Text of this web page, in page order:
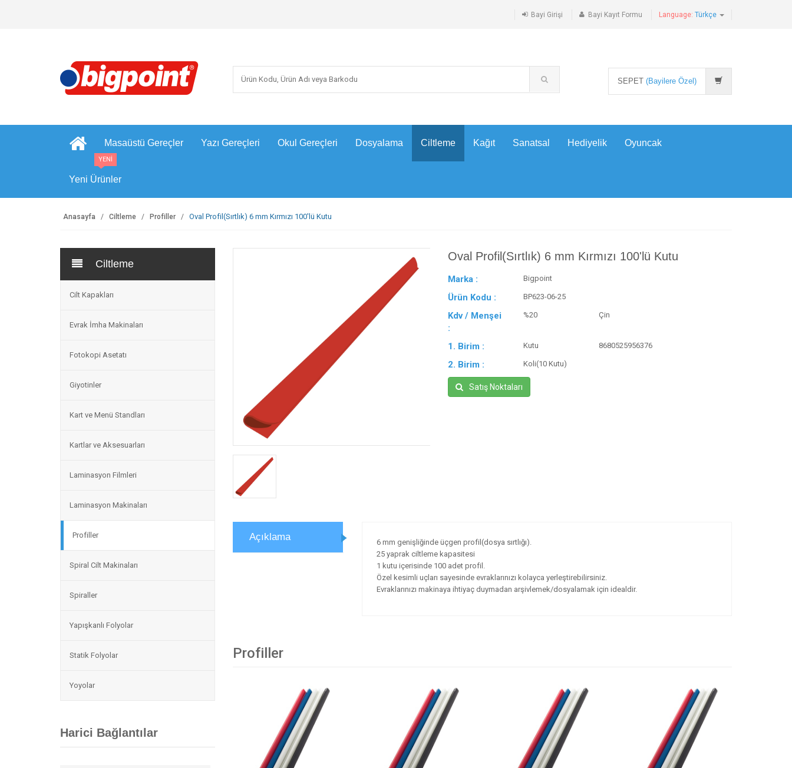
Bayi Girişi Bayi Kayıt Formu Language: Türkçe
SEPET (Bayilere Özel)
Masaüstü Gereçler Yazı Gereçleri Okul Gereçleri Dosyalama Ciltleme Kağıt Sanatsal Hediyelik Oyuncak
Yeni Ürünler
YENİ
Anasayfa Ciltleme Profiller Oval Profil(Sırtlık) 6 mm Kırmızı 100'lü Kutu
Ciltleme
Cilt Kapakları
Evrak İmha Makinaları
Fotokopi Asetatı
Giyotinler
Kart ve Menü Standları
Kartlar ve Aksesuarları
Laminasyon Filmleri
Laminasyon Makinaları
Profiller
Spiral Cilt Makinaları
Spiraller
Yapışkanlı Folyolar
Statik Folyolar
Yoyolar
Harici Bağlantılar
Oval Profil(Sırtlık) 6 mm Kırmızı 100'lü Kutu
Marka : Bigpoint
Ürün Kodu : BP623-06-25
Kdv / Menşei
:
%20 Çin
1. Birim : Kutu 8680525956376
2. Birim : Koli(10 Kutu)
Satış Noktaları
Açıklama
6 mm genişliğinde üçgen profil(dosya sırtlığı).
25 yaprak ciltleme kapasitesi
1 kutu içerisinde 100 adet profil.
Özel kesimli uçları sayesinde evraklarınızı kolayca yerleştirebilirsiniz.
Evraklarınızı makinaya ihtiyaç duymadan arşivlemek/dosyalamak için idealdir.
Profiller